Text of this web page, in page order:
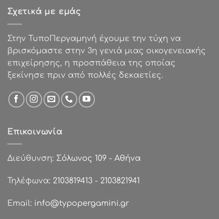
Σχετικά με εμάς
Στην ΤυποΠεργαμηνή έχουμε την τύχη να
βρισκόμαστε στην 3η γενιά μιας οικογενειακής
επιχείρησης, η προσπάθεια της οποίας
ξεκίνησε πριν από πολλές δεκαετίες.
Επικοινωνία
Διεύθυνση: Σόλωνος 109 - Αθήνα
Τηλέφωνα: 2103819413 - 2103821941
Email: info@typopergamini.gr